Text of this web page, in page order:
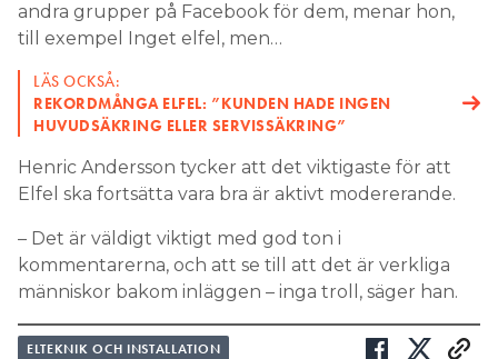
andra grupper på Facebook för dem, menar hon,
till exempel Inget elfel, men…
LÄS OCKSÅ:
REKORDMÅNGA ELFEL: ”KUNDEN HADE INGEN
HUVUDSÄKRING ELLER SERVISSÄKRING”
Henric Andersson tycker att det viktigaste för att
Elfel ska fortsätta vara bra är aktivt modererande.
– Det är väldigt viktigt med god ton i
kommentarerna, och att se till att det är verkliga
människor bakom inläggen – inga troll, säger han.
ELTEKNIK OCH INSTALLATION